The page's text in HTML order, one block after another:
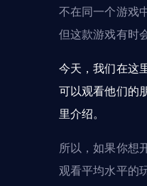
不在同一个游戏
但这款游戏有时
今天，我们在这
可以观看他们的
里介绍。
所以，如果你想
观看平均水平的